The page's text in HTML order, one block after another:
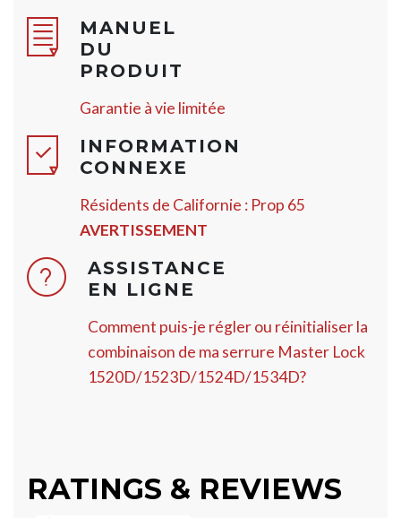
MANUEL
DU
PRODUIT
Garantie à vie limitée
INFORMATION
CONNEXE
Résidents de Californie : Prop 65
AVERTISSEMENT
ASSISTANCE
EN LIGNE
Comment puis-je régler ou réinitialiser la
combinaison de ma serrure Master Lock
1520D/1523D/1524D/1534D?